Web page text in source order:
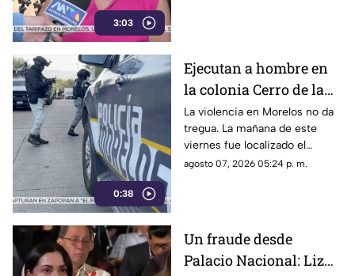
3:03
al interior de las unidades.
0:38
Ejecutan a hombre en
la colonia Cerro de la
Corona
La violencia en Morelos no da
tregua. La mañana de este
viernes fue localizado el
cuerpo de un hombre con
agosto 07, 2026 05:24 p. m.
Un fraude desde
Palacio Nacional: Liz